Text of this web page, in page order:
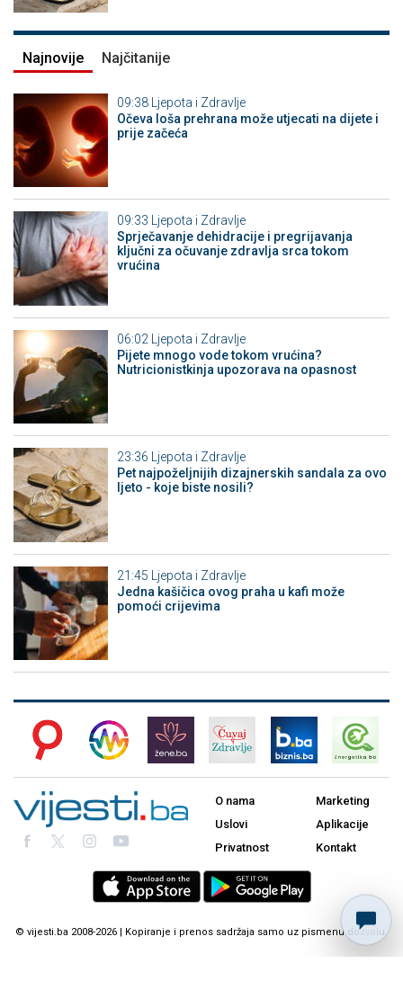
Najnovije Najčitanije
09:38 Ljepota i Zdravlje
Očeva loša prehrana može utjecati na dijete i
prije začeća
09:33
Ljepota i Zdravlje
Sprječavanje dehidracije i pregrijavanja
ključni za očuvanje zdravlja srca tokom
vrućina
06:02 Ljepota i Zdravlje
Pijete mnogo vode tokom vrućina?
Nutricionistkinja upozorava na opasnost
23:36
Ljepota i Zdravlje
Pet najpoželjnijih dizajnerskih sandala za ovo
ljeto - koje biste nosili?
21:45 Ljepota i Zdravlje
Jedna kašičica ovog praha u kafi može
pomoći crijevima
O nama
Uslovi
Privatnost
Marketing
Aplikacije
Kontakt
© vijesti.ba 2008-2026 | Kopiranje i prenos sadržaja samo uz pismenu dozvolu.